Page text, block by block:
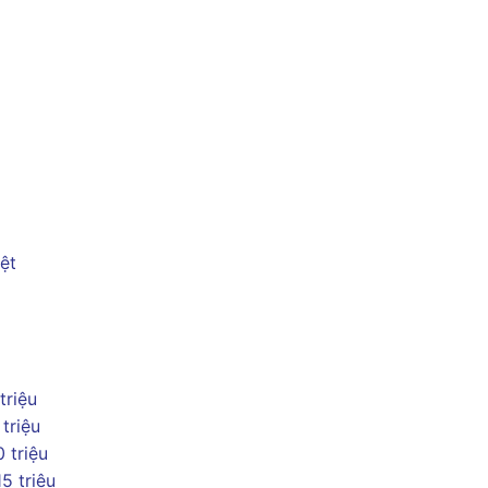
triệu
triệu